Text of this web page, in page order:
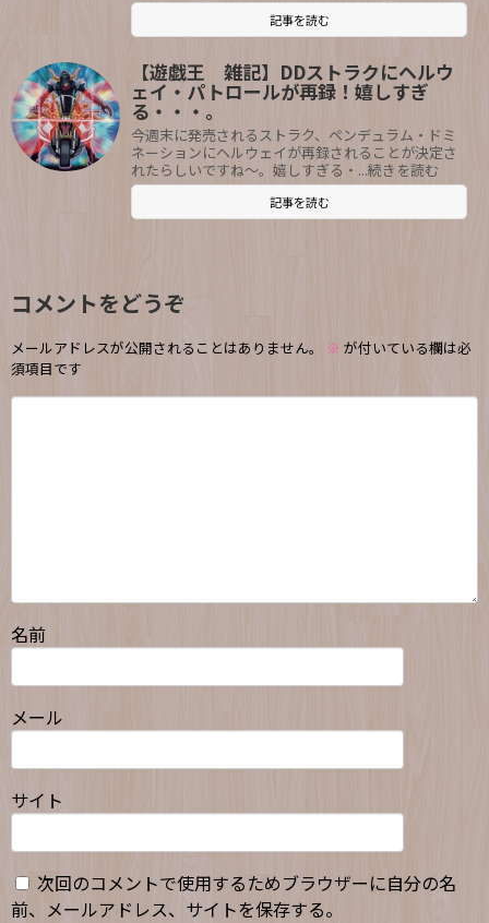
記事を読む
【遊戯王 雑記】DDストラクにヘルウ
ェイ・パトロールが再録！嬉しすぎ
る・・・。
今週末に発売されるストラク、ペンデュラム・ドミ
ネーションにヘルウェイが再録されることが決定さ
れたらしいですね～。嬉しすぎる・...続きを読む
記事を読む
コメントをどうぞ
メールアドレスが公開されることはありません。 ※ が付いている欄は必
須項目です
名前
メール
サイト
次回のコメントで使用するためブラウザーに自分の名
前、メールアドレス、サイトを保存する。